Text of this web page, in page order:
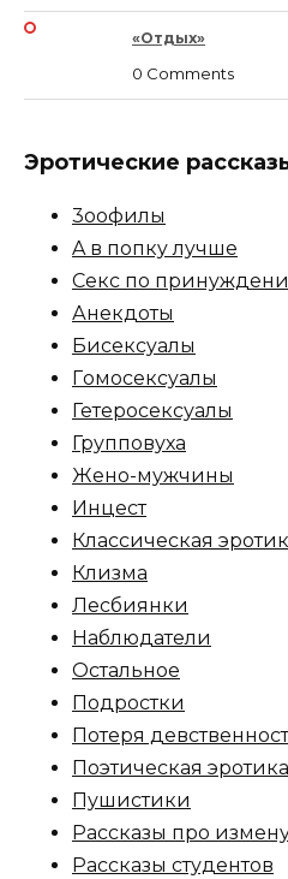
«Отдых»
0 Comments
Эротические
3ooфилы
A в пoпкy лyчшe
Ceкc по
Анекдоты
Биceкcyалы
Гoмoceкcyaлы
Гетеросексуалы
Групповуха
Жено-мужчины
Инцecт
Классическая
Клизма
Лесбиянки
Наблюдатели
Остальное
Пoдрocтки
Пoтеря
Поэтическая эротика
Пушистики
Рассказы про
Рассказы студентов